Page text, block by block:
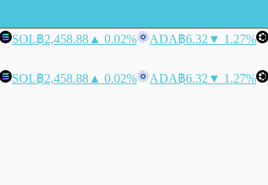
SOL฿2,458.88 ▲ 0.02% ADA฿6.32 ▼ 1.27%
SOL฿2,458.88 ▲ 0.02% ADA฿6.32 ▼ 1.27%